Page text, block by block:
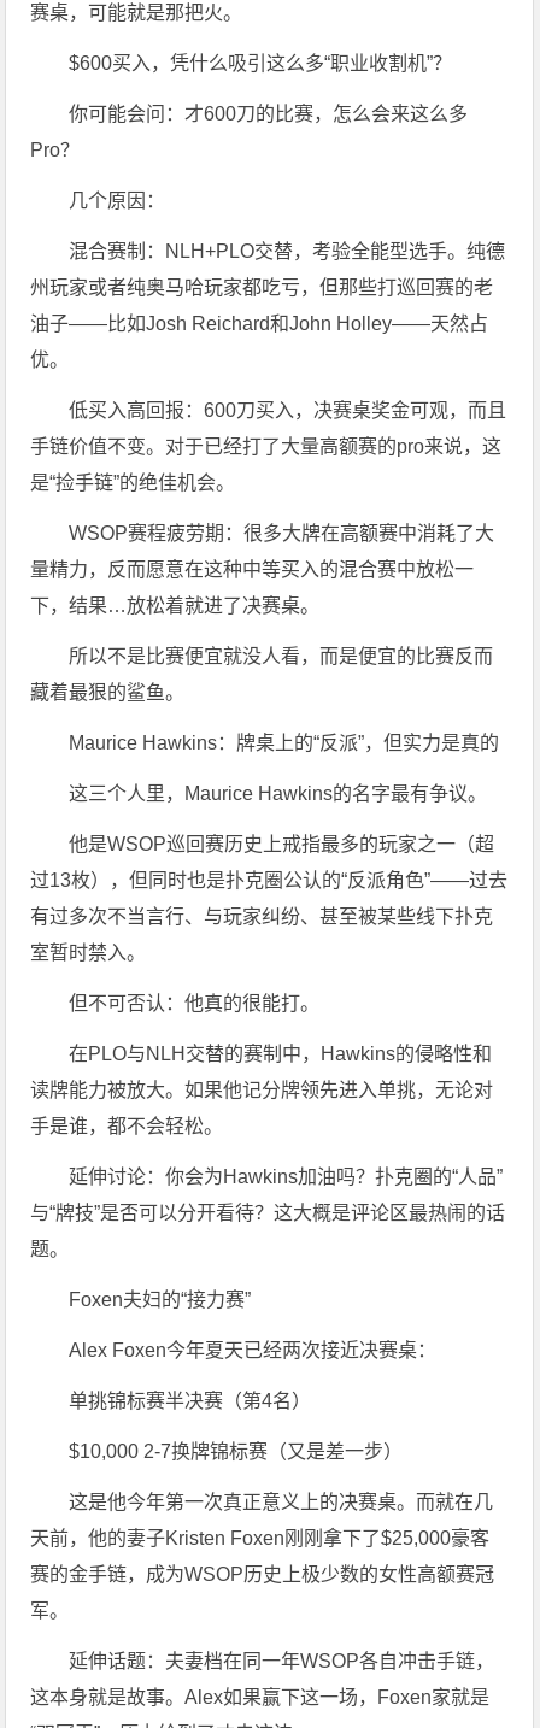
赛桌，可能就是那把火。
$600买入，凭什么吸引这么多“职业收割机”？
你可能会问：才600刀的比赛，怎么会来这么多
Pro？
几个原因：
混合赛制：NLH+PLO交替，考验全能型选手。纯德
州玩家或者纯奥马哈玩家都吃亏，但那些打巡回赛的老
油子——比如Josh Reichard和John Holley——天然占
优。
低买入高回报：600刀买入，决赛桌奖金可观，而且
手链价值不变。对于已经打了大量高额赛的pro来说，这
是“捡手链”的绝佳机会。
WSOP赛程疲劳期：很多大牌在高额赛中消耗了大
量精力，反而愿意在这种中等买入的混合赛中放松一
下，结果…放松着就进了决赛桌。
所以不是比赛便宜就没人看，而是便宜的比赛反而
藏着最狠的鲨鱼。
Maurice Hawkins：牌桌上的“反派”，但实力是真的
这三个人里，Maurice Hawkins的名字最有争议。
他是WSOP巡回赛历史上戒指最多的玩家之一（超
过13枚），但同时也是扑克圈公认的“反派角色”——过去
有过多次不当言行、与玩家纠纷、甚至被某些线下扑克
室暂时禁入。
但不可否认：他真的很能打。
在PLO与NLH交替的赛制中，Hawkins的侵略性和
读牌能力被放大。如果他记分牌领先进入单挑，无论对
手是谁，都不会轻松。
延伸讨论：你会为Hawkins加油吗？扑克圈的“人品”
与“牌技”是否可以分开看待？这大概是评论区最热闹的话
题。
Foxen夫妇的“接力赛”
Alex Foxen今年夏天已经两次接近决赛桌：
单挑锦标赛半决赛（第4名）
$10,000 2-7换牌锦标赛（又是差一步）
这是他今年第一次真正意义上的决赛桌。而就在几
天前，他的妻子Kristen Foxen刚刚拿下了$25,000豪客
赛的金手链，成为WSOP历史上极少数的女性高额赛冠
军。
延伸话题：夫妻档在同一年WSOP各自冲击手链，
这本身就是故事。Alex如果赢下这一场，Foxen家就是